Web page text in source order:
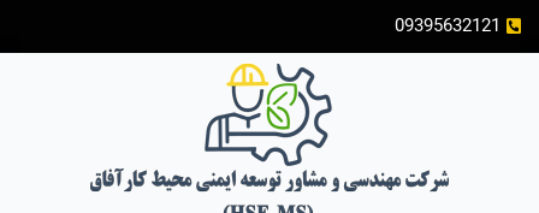
پرش 09395632121
صفحه‌بندی
نوشته